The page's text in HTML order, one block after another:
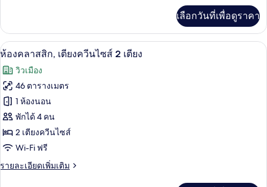
เตียง
คิง
ไซส์
1
เตียง,
ชั้น
บน
เกี่ยว
กับ
ห้อง
เซก
คิว
ทีฟ,
เตียง
คิง
ไซส์
เตียง,
บน
เลือกวันที่เพื่อดูราคา
เปิด
ภาพถ่าย
ทั้งหมด
ของ
ห้อง
คลาส
สิก,
เตียง
ห้องคลาสสิก, เตียงควีนไซส์ 2 เตียง |
4
ห้องคลาสสิก, เตียงควีนไซส์ 2 เตียง
วิวเมือง
46 ตารางเมตร
1 ห้องนอน
พักได้ 4 คน
2 เตียงควีนไซส์
Wi-Fi ฟรี
รายละเอียดเพิ่มเติม
ราย